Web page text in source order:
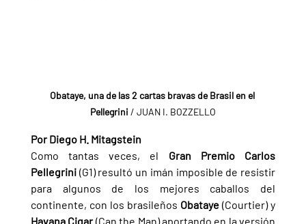
Obataye, una de las 2 cartas bravas de Brasil en el
Pellegrini / JUAN I. BOZZELLO
Por Diego H. Mitagstein
Como tantas veces, el Gran Premio Carlos
Pellegrini (G1) resultó un imán imposible de resistir
para algunos de los mejores caballos del
continente, con los brasileños Obataye
Havana Cigar (Can the Man) aportando en la versión